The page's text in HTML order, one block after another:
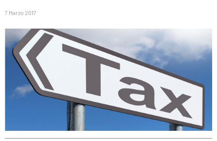
7 Marzo 2017